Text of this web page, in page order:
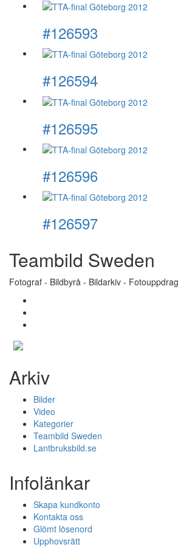
#126593
#126594
#126595
#126596
#126597
Teambild Sweden
Fotograf - Bildbyrå - Bildarkiv -
Arkiv
Bilder
Video
Kategorier
Teambild Sweden
Lantbruksbild.se
Infolänkar
Skapa kundkonto
Kontakta oss
Glömt lösenord
Upphovsrätt